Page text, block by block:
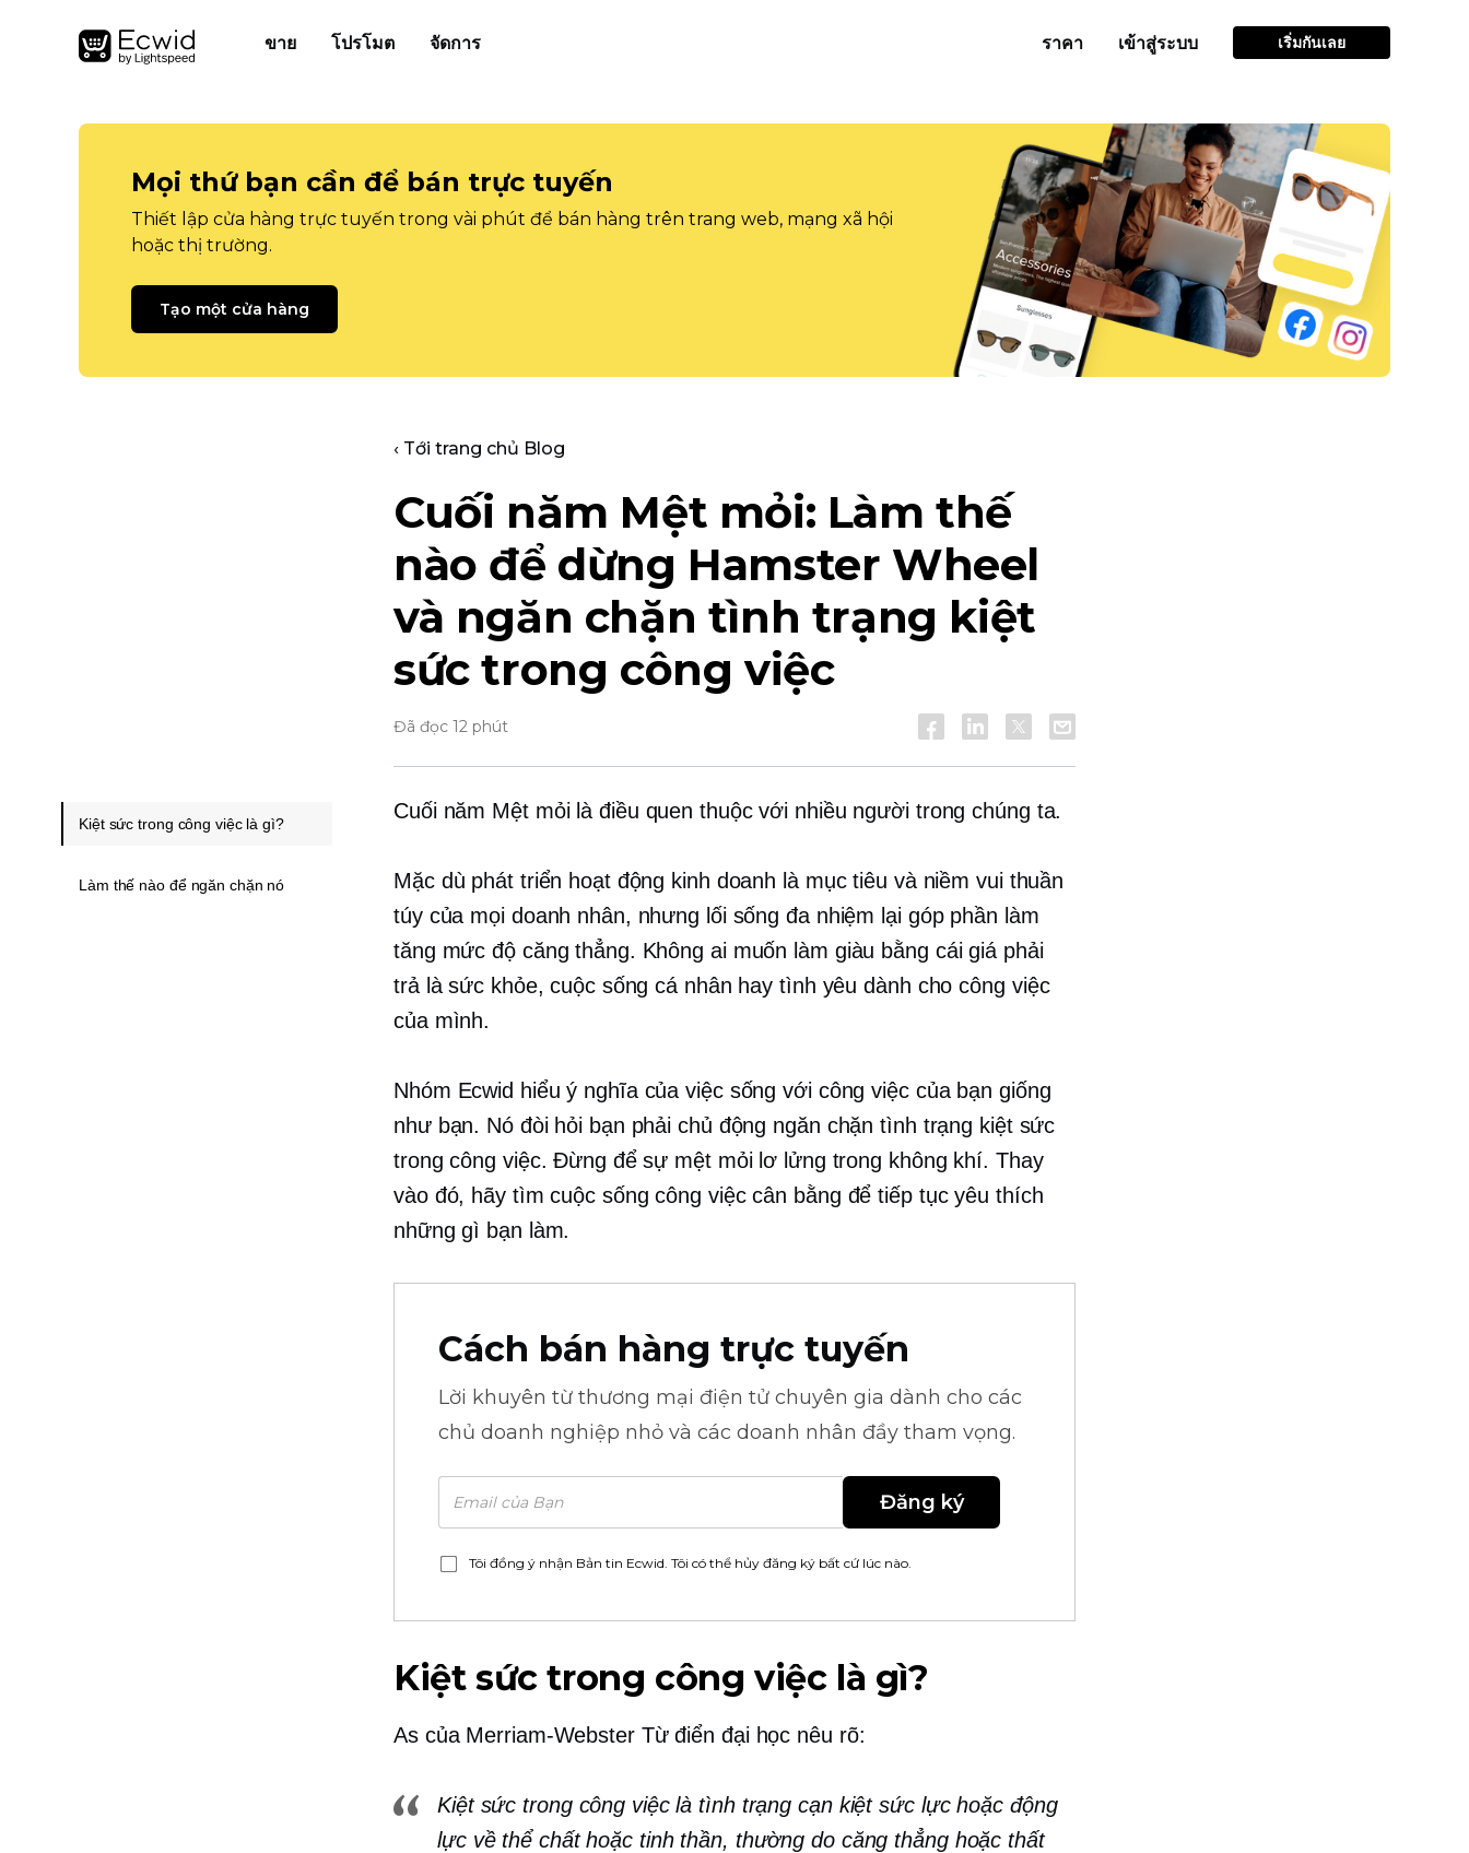
ขาย โปรโมต จัดการ ราคา เข้าสู่ระบบ เริ่มกันเลย
Mọi thứ bạn cần để bán trực tuyến
Thiết lập cửa hàng trực tuyến trong vài phút để bán hàng trên trang web, mạng xã hội
hoặc thị trường.
Tạo một cửa hàng
‹ Tới trang chủ Blog
Cuối năm Mệt mỏi: Làm thế
nào để dừng Hamster Wheel
và ngăn chặn tình trạng kiệt
sức trong công việc
Đã đọc 12 phút
Cuối năm Mệt mỏi là điều quen thuộc với nhiều người trong chúng ta.
Mặc dù phát triển hoạt động kinh doanh là mục tiêu và niềm vui thuần
túy của mọi doanh nhân, nhưng lối sống đa nhiệm lại góp phần làm
tăng mức độ căng thẳng. Không ai muốn làm giàu bằng cái giá phải
trả là sức khỏe, cuộc sống cá nhân hay tình yêu dành cho công việc
của mình.
Nhóm Ecwid hiểu ý nghĩa của việc sống với công việc của bạn giống
như bạn. Nó đòi hỏi bạn phải chủ động ngăn chặn tình trạng kiệt sức
trong công việc. Đừng để sự mệt mỏi lơ lửng trong không khí. Thay
vào đó, hãy tìmcuộc sống công việccân bằng để tiếp tục yêu thích
những gì bạn làm.
Cách bán hàng trực tuyến
Lời khuyên từ thương mại điện tử chuyên gia dành cho các
chủ doanh nghiệp nhỏ và các doanh nhân đầy tham vọng.
Đăng ký
Tôi đồng ý nhận Bản tin Ecwid. Tôi có thể hủy đăng ký bất cứ lúc nào.
Kiệt sức trong công việc là gì?
As của Merriam-WebsterTừ điển đại học nêu rõ:
Kiệt sức trong công việc là tình trạng cạn kiệt sức lực hoặc động
lực về thể chất hoặc tinh thần, thường do căng thẳng hoặc thất
Kiệt sức trong công việc là gì?
Làm thế nào để ngăn chặn nó